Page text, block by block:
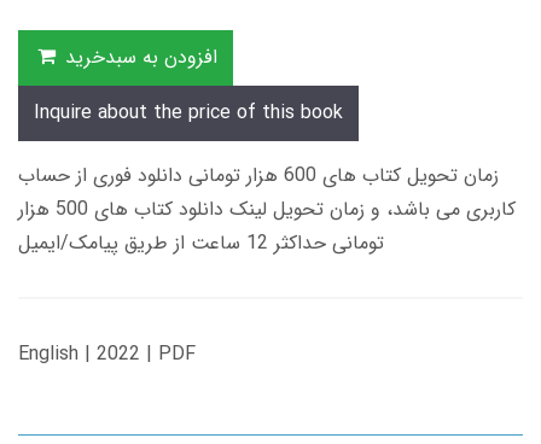
افزودن به سبدخرید
Inquire about the price of this book
زمان تحویل کتاب های 600 هزار تومانی دانلود فوری از حساب
کاربری می باشد، و زمان تحویل لینک دانلود کتاب های 500 هزار
تومانی حداکثر 12 ساعت از طریق پیامک/ایمیل
English | 2022 | PDF